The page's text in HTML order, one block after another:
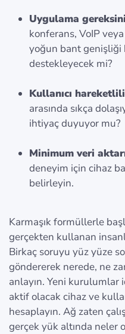
Uygulama
konferans, VoIP
yoğun bant genişliği
destekleyecek mi?
Kullanıcı
arasında sıkça
ihtiyaç duyuyor mu?
Minimum veri
deneyim için cihaz
belirleyin.
Karmaşık formüllerle
gerçekten kullanan
Birkaç soruyu yüz yüze
göndererek nerede, ne
anlayın. Yeni kurulumlar
aktif olacak cihaz ve
hesaplayın. Ağ zaten
gerçek yük altında neler